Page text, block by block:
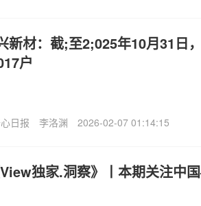
新材：截;至2;025年10月31日
户
日报 李洛渊 2026-02-07 01:14:15
独家.洞察》丨本期关注中